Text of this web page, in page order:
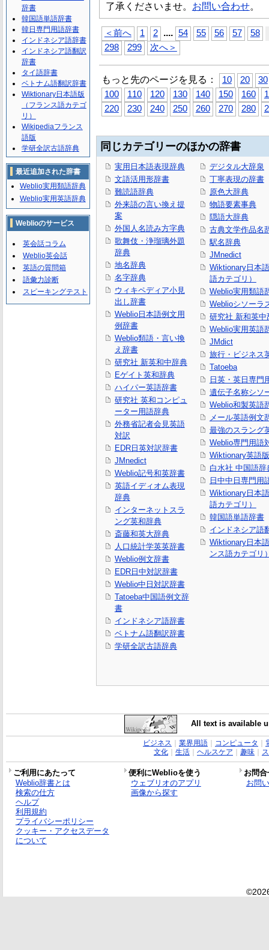
了承くださいませ。 お問い合わせ。
＜前へ 1 2 .... 54 55 56 57 58
298
299 次へ＞
もっと先のページを見る： 10 20
30
100
110 120 130 140 150 160
220
230 240 250 260 270 280
同じカテゴリーのほかの辞書
実用日本語表現辞典
文語活用形辞書
難読語辞典
外来語の言い換え提
案
外国人名読み方字典
歌舞伎・浄瑠璃外題
辞典
地名辞典
名字辞典
ウィキペディア小見
出し辞書
Weblio日本語例文用
例辞書
Weblio類語・言い換
え辞書
研究社 新英和中辞典
Eゲイト英和辞典
ハイパー英語辞書
研究社 英和コンピュ
ーター用語辞典
外務省記者会見英語
対訳
EDR日英対訳辞書
JMnedict
Weblio記号和英辞書
英語イディオム表現
辞典
インターネットスラ
ング英和辞典
斎藤和英大辞典
人口統計学英英辞書
Weblio例文辞書
EDR日中対訳辞書
Weblio中日対訳辞書
Tatoeba中国語例文辞
書
インドネシア語辞書
ベトナム語翻訳辞書
学研全訳古語辞典
デジタル大辞泉
丁寧表現の辞書
原色大辞典
物語要素事典
隠語大辞典
古典文学作品名
駅名辞典
JMnedict
Wiktionary日本
語カテゴリ）
Weblio実用類語
Weblioシソーラ
研究社 新和英中
Weblio実用英語
JMdict
旅行・ビジネス
Tatoeba
日英・英日専門
遺伝子名称シソ
Weblio和製英語
メール英語例文
最強のスラング
Weblio専門用語
Wiktionary英語版
白水社 中国語辞
日中中日専門用
Wiktionary日本
語カテゴリ）
韓国語単語辞書
インドネシア語
Wiktionary日本
ンス語カテゴリ
辞書
韓国語単語辞書
韓日専門用語辞書
インドネシア語辞書
インドネシア語翻訳
辞書
タイ語辞書
ベトナム語翻訳辞書
Wiktionary日本語版
（フランス語カテゴ
リ）
Wikipediaフランス
語版
学研全訳古語辞典
最近追加された辞書
Weblio実用類語辞典
Weblio実用英語辞典
Weblioのサービス
英会話コラム
Weblio英会話
英語の質問箱
語彙力診断
スピーキングテスト
All text is available
ビジネス 業界用語｜ コンピュータ
文化｜ 生活｜ ヘルスケア 趣味｜
ご利用にあたって 便利にWeblioを使う
お問
Weblio辞書とは
検索の仕方
ヘルプ
利用規約
プライバシーポリシー
クッキー・アクセスデータ
について
ウェブリオのアプリ
画像から探す
お問